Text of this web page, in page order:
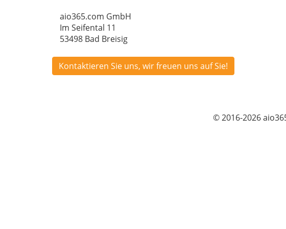
aio365.com GmbH
Im Seifental 11
53498 Bad Breisig
Kontaktieren Sie uns, wir freuen uns auf Sie!
© 2016-2026